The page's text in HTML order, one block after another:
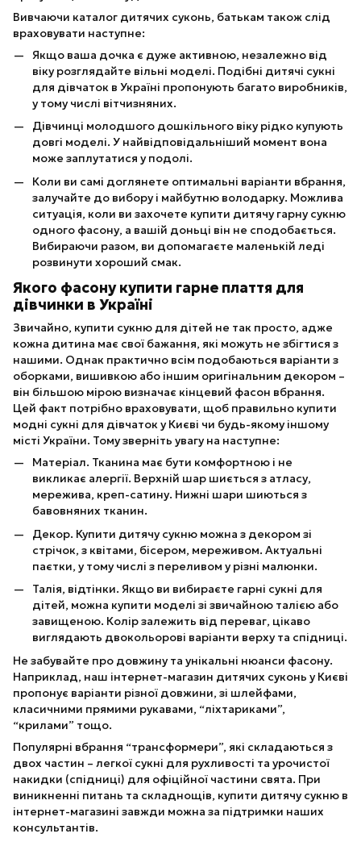
Вивчаючи каталог дитячих суконь, батькам також слід
враховувати наступне:
Якщо ваша дочка є дуже активною, незалежно від
віку розглядайте вільні моделі. Подібні дитячі сукні
для дівчаток в Україні пропонують багато виробників,
у тому числі вітчизняних.
Дівчинці молодшого дошкільного віку рідко купують
довгі моделі. У найвідповідальніший момент вона
може заплутатися у подолі.
Коли ви самі доглянете оптимальні варіанти вбрання,
залучайте до вибору і майбутню володарку. Можлива
ситуація, коли ви захочете купити дитячу гарну сукню
одного фасону, а вашій доньці він не сподобається.
Вибираючи разом, ви допомагаєте маленькій леді
розвинути хороший смак.
Якого фасону купити гарне плаття для
дівчинки в Україні
Звичайно, купити сукню для дітей не так просто, адже
кожна дитина має свої бажання, які можуть не збігтися з
нашими. Однак практично всім подобаються варіанти з
оборками, вишивкою або іншим оригінальним декором –
він більшою мірою визначає кінцевий фасон вбрання.
Цей факт потрібно враховувати, щоб правильно купити
модні сукні для дівчаток у Києві чи будь-якому іншому
місті України. Тому зверніть увагу на наступне:
Матеріал. Тканина має бути комфортною і не
викликає алергії. Верхній шар шиється з атласу,
мережива, креп-сатину. Нижні шари шиються з
бавовняних тканин.
Декор. Купити дитячу сукню можна з декором зі
стрічок, з квітами, бісером, мереживом. Актуальні
паєтки, у тому числі з переливом у різні малюнки.
Талія, відтінки. Якщо ви вибираєте гарні сукні для
дітей, можна купити моделі зі звичайною талією або
завищеною. Колір залежить від переваг, цікаво
виглядають двокольорові варіанти верху та спідниці.
Не забувайте про довжину та унікальні нюанси фасону.
Наприклад, наш інтернет-магазин дитячих суконь у Києві
пропонує варіанти різної довжини, зі шлейфами,
класичними прямими рукавами, “ліхтариками”,
“крилами” тощо.
Популярні вбрання “трансформери”, які складаються з
двох частин – легкої сукні для рухливості та урочистої
накидки (спідниці) для офіційної частини свята. При
виникненні питань та складнощів, купити дитячу сукню в
інтернет-магазині завжди можна за підтримки наших
консультантів.